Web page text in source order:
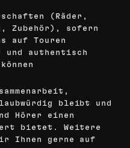
(Räder,
Zubehör), sofern
auf Touren
authentisch
bleibt und
Hörer einen
bietet. Weitere
Ihnen gerne auf